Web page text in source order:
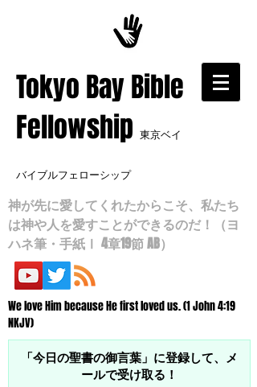
​Tokyo Bay Bible
Fellowship 東京ベイ
バイブルフェローシップ
神が先に愛してくれたからこそ、私たち
は神や人を愛すことができるのだ！（ヨ
ハネ筆・手紙Ⅰ 4章19節 AB）
We love Him because He first loved us. (1 John 4:19
NKJV)
「今日の聖書の御言葉」に登録して、メ
ールで受け取る！